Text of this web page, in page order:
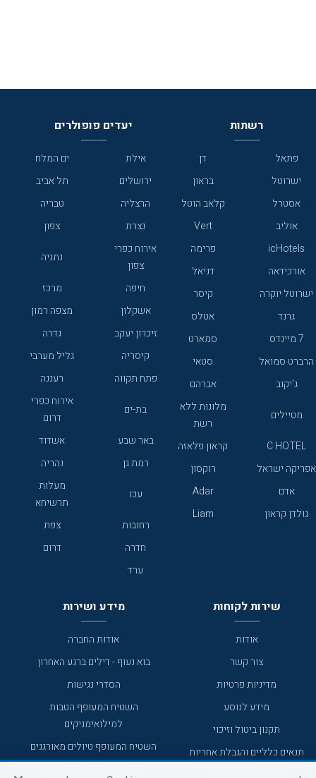
רשתות
פתאל
דן
ישרוטל
בראון
אסטרל
קלאב הוטל
אוליב
Vert
icHotels
פרימה
אורכידאה
דניאל
ישרוטל יוקרה
קיסר
גרנד
אטלס
7 מיינדס
סמארט
הרברט סמואל
סטאי
ג'יקוב
אברהם
מטיילים
מלונות ללא
רשת
C HOTEL
קראון פלאזה
אפריקה ישראל
רוקסון
אדם
Adar
גולדן קראון
Liam
יעדים פופולרים
אילת
ים המלח
ירושלים
תל אביב
הרצליה
טבריה
נצרת
צפון
אירוח כפרי
צפון
נתניה
חיפה
מרכז
אשקלון
מצפה רמון
זיכרון יעקב
גדרה
קיסריה
גליל מערבי
פתח תקווה
רעננה
בת-ים
אירוח כפרי
דרום
באר שבע
אשדוד
רמת גן
נהריה
עכו
מעלות
תרשיחא
רחובות
צפת
חדרה
דרום
ערד
שירות לקוחות
אודות
צור קשר
מדיניות פרטיות
מידע לנוסע
תקנון ביטול וזיכוי
תנאים כלליים והגבלת אחריות
מידע ושירות
אודות החברה
בוא נעוף - דילים ברגע האחרון
הסדרי נגישות
השטיח המעופף הטבות
למילואימניקים
השטיח המעופף טיולים מאורגנים